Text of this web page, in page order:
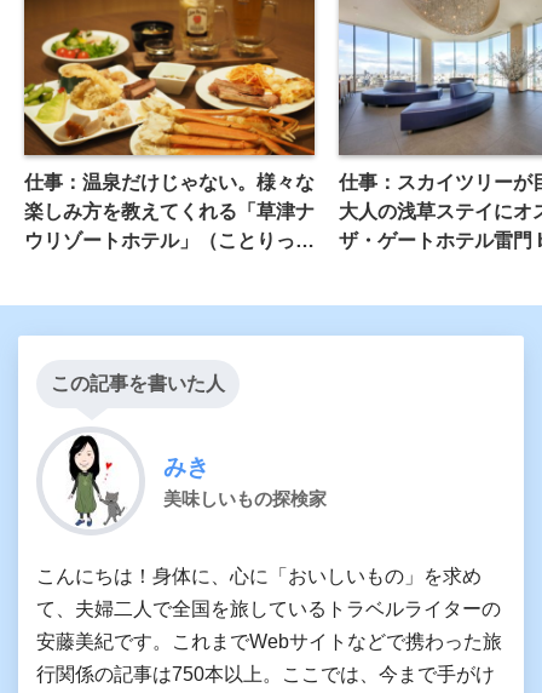
仕事：温泉だけじゃない。様々な
楽しみ方を教えてくれる「草津ナ
ウリゾートホテル」（ことりっ
仕事：スカイツリーが
大人の浅草ステイにオ
ザ・ゲートホテル雷門
この記事を書いた人
みき
美味しいもの探検家
こんにちは！身体に、心に「おいしいもの」を求め
て、夫婦二人で全国を旅しているトラベルライターの
安藤美紀です。これまでWebサイトなどで携わった旅
行関係の記事は750本以上。ここでは、今まで手がけ